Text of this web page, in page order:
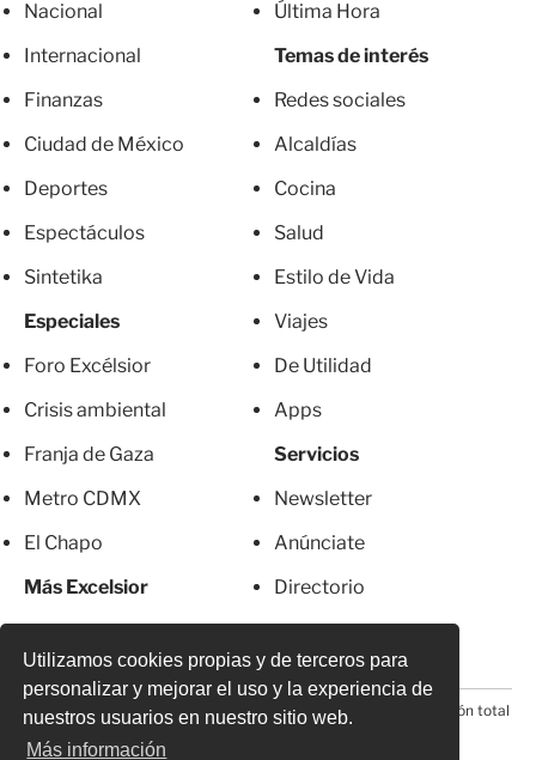
Utilizamos cookies propias y de terceros para
personalizar y mejorar el uso y la experiencia de
nuestros usuarios en nuestro sitio web.
Más información
Nacional
Internacional
Finanzas
Ciudad de México
Deportes
Espectáculos
Sintetika
Especiales
Foro Excélsior
Crisis ambiental
Franja de Gaza
Metro CDMX
El Chapo
Más Excelsior
Última Hora
Temas de interés
Redes sociales
Alcaldías
Cocina
Salud
Estilo de Vida
Viajes
De Utilidad
Apps
Servicios
Newsletter
Anúnciate
Directorio
© 2026 Todos los derechos reservados. Prohibida la reproducción total
o parcial, incluyendo cualquier medio electrónico*